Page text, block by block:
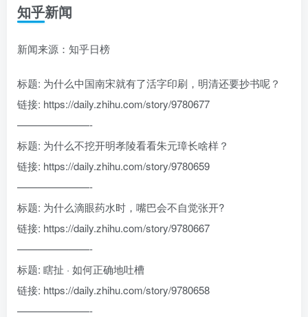
知乎新闻
新闻来源：知乎日榜
标题: 为什么中国南宋就有了活字印刷，明清还要抄书呢？
链接: https://daily.zhihu.com/story/9780677
———————-
标题: 为什么不挖开明孝陵看看朱元璋长啥样？
链接: https://daily.zhihu.com/story/9780659
———————-
标题: 为什么滴眼药水时，嘴巴会不自觉张开?
链接: https://daily.zhihu.com/story/9780667
———————-
标题: 瞎扯 · 如何正确地吐槽
链接: https://daily.zhihu.com/story/9780658
———————-